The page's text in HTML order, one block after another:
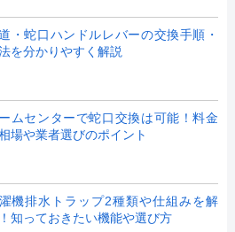
・蛇口ハンドルレバーの交換手順・
を分かりやすく解説
ムセンターで蛇口交換は可能！料金
場や業者選びのポイント
機排水トラップ2種類や仕組みを解
知っておきたい機能や選び方